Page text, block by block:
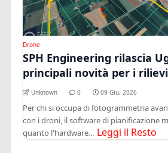
Drone
SPH Engineering rilascia
principali novità per i
Unknown 0 09 Giu, 2026
Per chi si occupa di fotogrammetria
con i droni, il software di pianificazione
quanto l'hardware... Leggi il Resto